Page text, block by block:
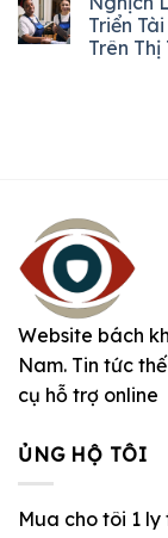
Triển
Trên
Website bách
Nam. Tin tức
cụ hỗ trợ online
ỦNG HỘ TÔI
Mua cho tôi 1 ly